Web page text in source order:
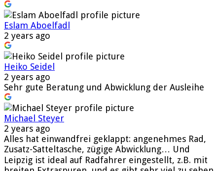
Eslam Aboelfadl
2 years ago
Heiko Seidel
2 years ago
Sehr gute Beratung und Abwicklung der Ausleihe
Michael Steyer
2 years ago
Alles hat einwandfrei geklappt: angenehmes Rad,
Zusatz-Satteltasche, zügige Abwicklung… Und
Leipzig ist ideal auf Radfahrer eingestellt, z.B. mit